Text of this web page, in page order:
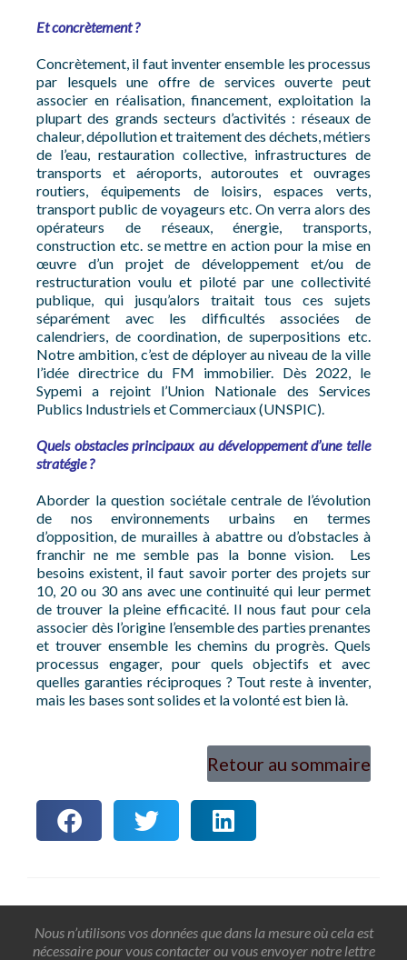
Et concrètement ?
Concrètement, il faut inventer ensemble les processus
par lesquels une offre de services ouverte peut
associer en réalisation, financement, exploitation la
plupart des grands secteurs d’activités : réseaux de
chaleur, dépollution et traitement des déchets, métiers
de l’eau, restauration collective, infrastructures de
transports et aéroports, autoroutes et ouvrages
routiers, équipements de loisirs, espaces verts,
transport public de voyageurs etc. On verra alors des
opérateurs de réseaux, énergie, transports,
construction etc. se mettre en action pour la mise en
œuvre d’un projet de développement et/ou de
restructuration voulu et piloté par une collectivité
publique, qui jusqu’alors traitait tous ces sujets
séparément avec les difficultés associées de
calendriers, de coordination, de superpositions etc.
Notre ambition, c’est de déployer au niveau de la ville
l’idée directrice du FM immobilier. Dès 2022, le
Sypemi a rejoint l’Union Nationale des Services
Publics Industriels et Commerciaux (UNSPIC).
Quels obstacles principaux au développement d’une telle
stratégie ?
Aborder la question sociétale centrale de l’évolution
de nos environnements urbains en termes
d’opposition, de murailles à abattre ou d’obstacles à
franchir ne me semble pas la bonne vision. Les
besoins existent, il faut savoir porter des projets sur
10, 20 ou 30 ans avec une continuité qui leur permet
de trouver la pleine efficacité. Il nous faut pour cela
associer dès l’origine l’ensemble des parties prenantes
et trouver ensemble les chemins du progrès. Quels
processus engager, pour quels objectifs et avec
quelles garanties réciproques ? Tout reste à inventer,
mais les bases sont solides et la volonté est bien là.
Retour au sommaire
Nous n’utilisons vos données que dans la mesure où cela est
nécessaire pour vous contacter ou vous envoyer notre lettre